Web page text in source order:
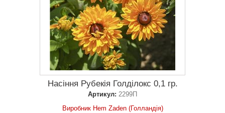
Насіння Рубекія Голділокс 0,1 гр.
Артикул: 2299П
Виробник Hem Zaden (Голландія)